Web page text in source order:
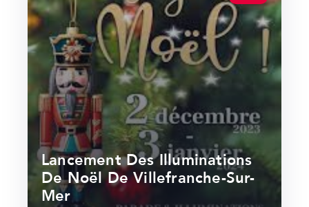
Lancement Des Illuminations
De Noël De Villefranche-Sur-
Mer